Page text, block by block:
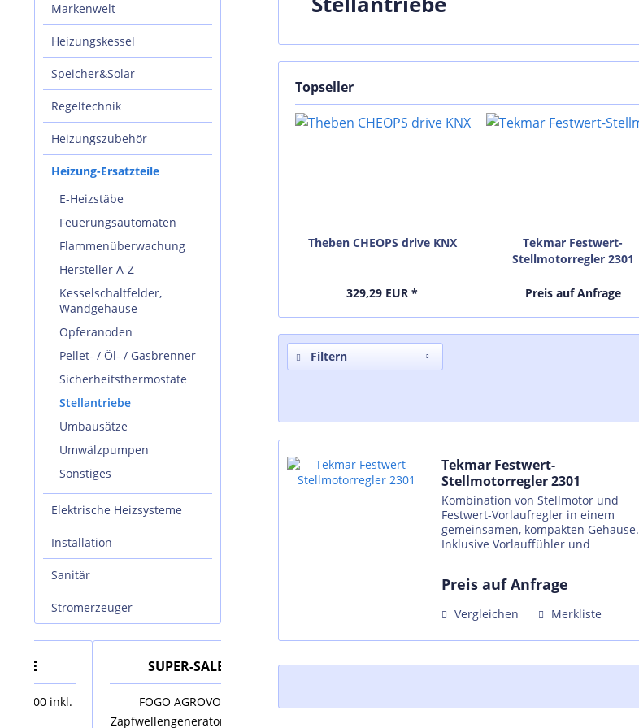
Markenwelt
Heizungskessel
Speicher&Solar
Regeltechnik
Heizungszubehör
Heizung-Ersatzteile
E-Heizstäbe
Feuerungsautomaten
Flammenüberwachung
Hersteller A-Z
Kesselschaltfelder,
Wandgehäuse
Opferanoden
Pellet- / Öl- / Gasbrenner
Sicherheitsthermostate
Stellantriebe
Umbausätze
Umwälzpumpen
Sonstiges
Elektrische Heizsysteme
Installation
Sanitär
Stromerzeuger
SUPER-SALE
FOGO AGROVOLT
Zapfwellengenerator AV18R
SUPER-SALE
Topseller
Theben CHEOPS drive KNX
329,29 EUR *
Tekmar Festwert-
Stellmotorregler 2301
Preis auf Anfrage
Filtern
Tekmar Festwert-
Stellmotorregler 2301
Kombination von Stellmotor und
Festwert-Vorlaufregler in einem
gemeinsamen, kompakten Gehäuse.
Inklusive Vorlauffühler und
Leuchtdioden zur Funktionsanzeige.
Preis auf Anfrage
Vergleichen Merkliste